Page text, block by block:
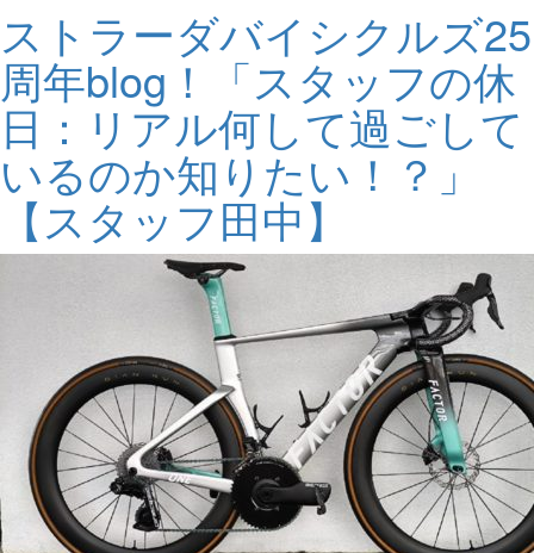
ストラーダバイシクルズ25
周年blog！「スタッフの休
日：リアル何して過ごして
いるのか知りたい！？」
【スタッフ田中】